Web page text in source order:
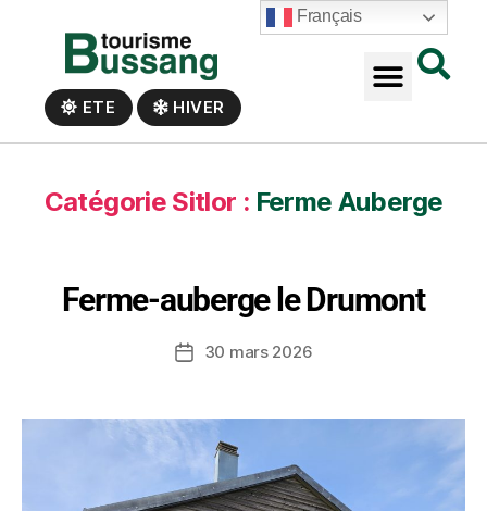
ETE HIVER
Catégorie Sitlor : Ferme Auberge
Ferme-auberge le Drumont
30 mars 2026
Français
Panneau de gestion des cookies